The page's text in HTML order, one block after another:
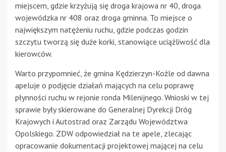
miejscem, gdzie krzyżują się droga krajowa nr 40, droga
wojewódzka nr 408 oraz droga gminna. To miejsce o
największym natężeniu ruchu, gdzie podczas godzin
szczytu tworzą się duże korki, stanowiące uciążliwość dla
kierowców.
Warto przypomnieć, że gmina Kędzierzyn-Koźle od dawna
apeluje o podjęcie działań mających na celu poprawę
płynności ruchu w rejonie ronda Milenijnego. Wnioski w tej
sprawie były skierowane do Generalnej Dyrekcji Dróg
Krajowych i Autostrad oraz Zarządu Województwa
Opolskiego. ZDW odpowiedział na te apele, zlecając
opracowanie dokumentacji projektowej mającej na celu